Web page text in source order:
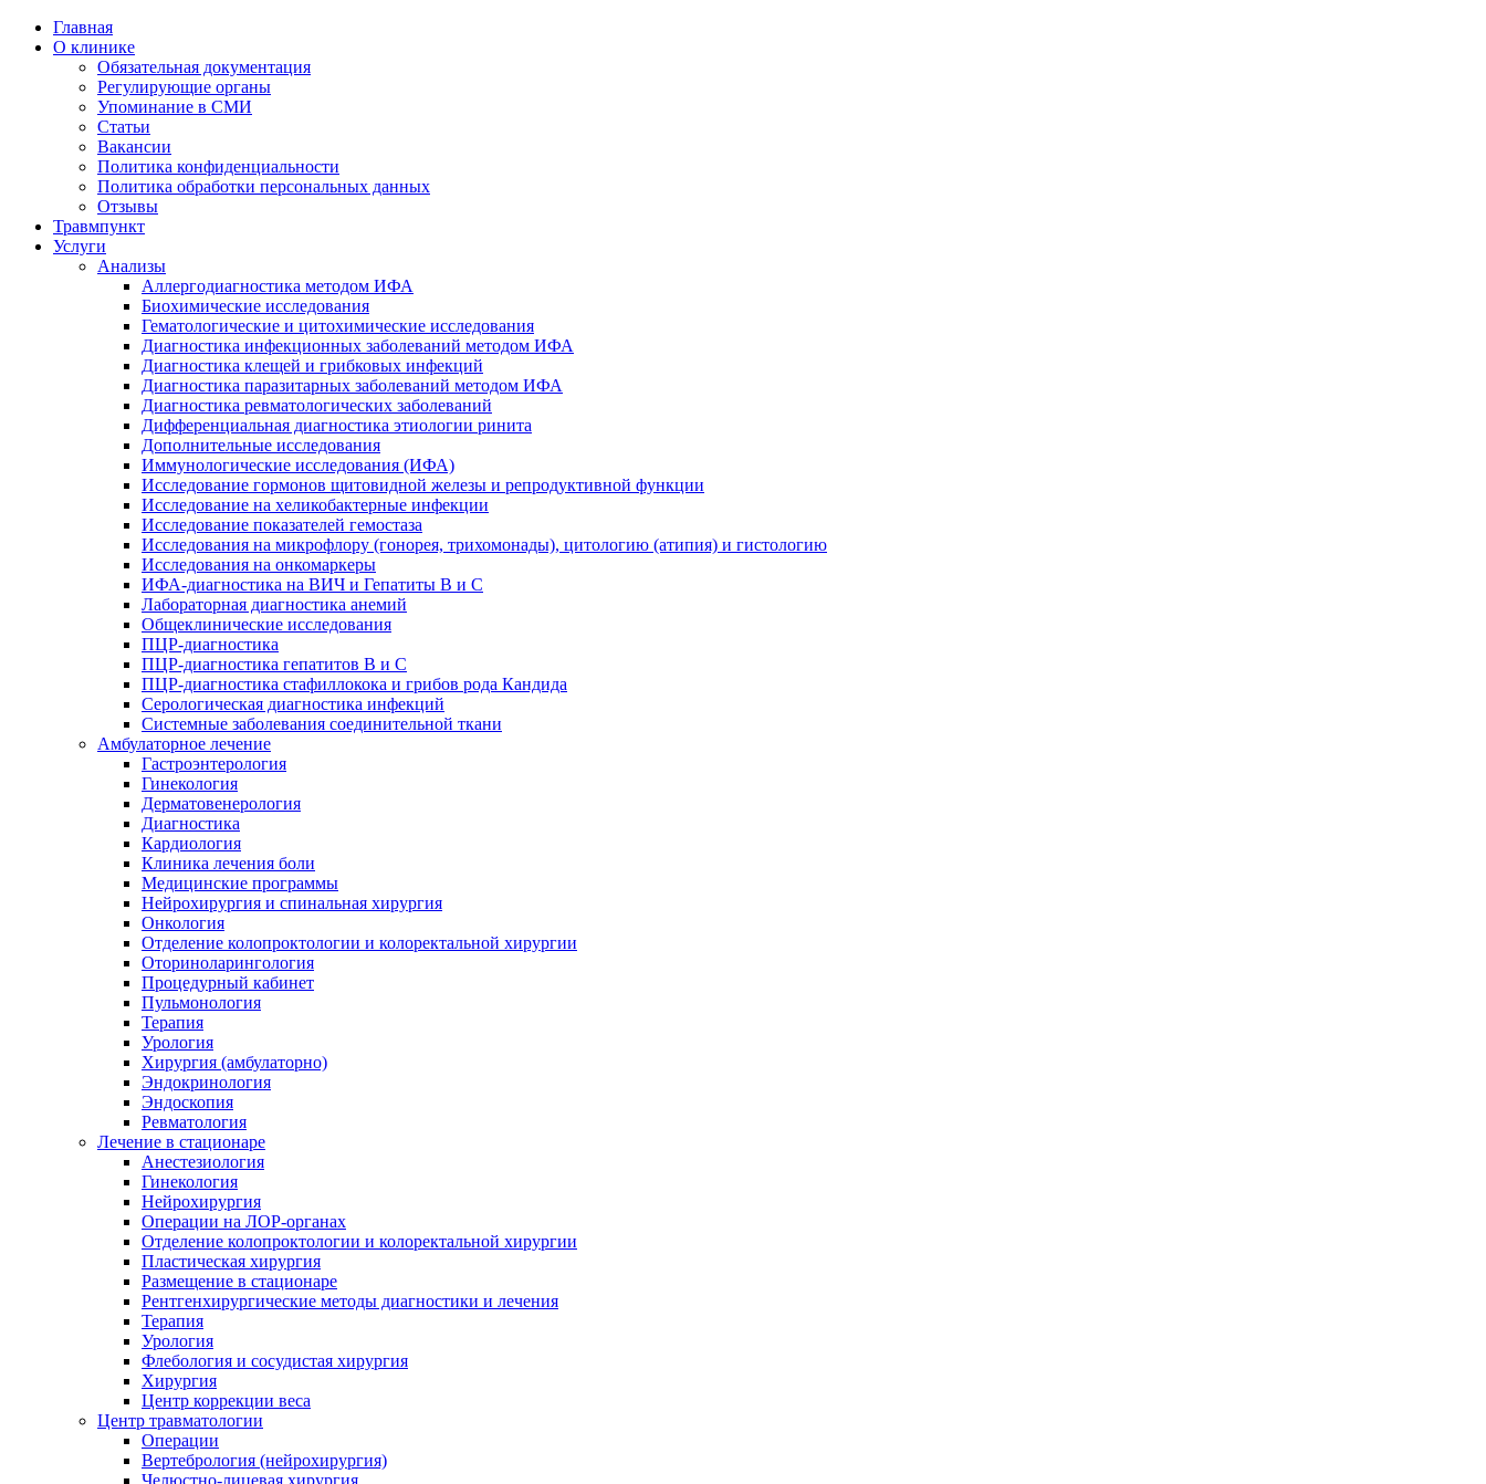
Главная
О клинике
Обязательная документация
Регулирующие органы
Упоминание в СМИ
Статьи
Вакансии
Политика конфиденциальности
Политика обработки персональных данных
Отзывы
Травмпункт
Услуги
Анализы
Аллергодиагностика методом ИФА
Биохимические исследования
Гематологические и цитохимические исследования
Диагностика инфекционных заболеваний методом ИФА
Диагностика клещей и грибковых инфекций
Диагностика паразитарных заболеваний методом ИФА
Диагностика ревматологических заболеваний
Дифференциальная диагностика этиологии ринита
Дополнительные исследования
Иммунологические исследования (ИФА)
Исследование гормонов щитовидной железы и репродуктивной функции
Исследование на хеликобактерные инфекции
Исследование показателей гемостаза
Исследования на микрофлору (гонорея, трихомонады), цитологию (атипия) и гистологию
Исследования на онкомаркеры
ИФА-диагностика на ВИЧ и Гепатиты B и C
Лабораторная диагностика анемий
Общеклинические исследования
ПЦР-диагностика
ПЦР-диагностика гепатитов B и C
ПЦР-диагностика стафиллокока и грибов рода Кандида
Серологическая диагностика инфекций
Системные заболевания соединительной ткани
Амбулаторное лечение
Гастроэнтерология
Гинекология
Дерматовенерология
Диагностика
Кардиология
Клиника лечения боли
Медицинские программы
Нейрохирургия и спинальная хирургия
Онкология
Отделение колопроктологии и колоректальной хирургии
Оториноларингология
Процедурный кабинет
Пульмонология
Терапия
Урология
Хирургия (амбулаторно)
Эндокринология
Эндоскопия
Ревматология
Лечение в стационаре
Анестезиология
Гинекология
Нейрохирургия
Операции на ЛОР-органах
Отделение колопроктологии и колоректальной хирургии
Пластическая хирургия
Размещение в стационаре
Рентгенхирургические методы диагностики и лечения
Терапия
Урология
Флебология и сосудистая хирургия
Хирургия
Центр коррекции веса
Центр травматологии
Операции
Вертебрология (нейрохирургия)
Челюстно-лицевая хирургия